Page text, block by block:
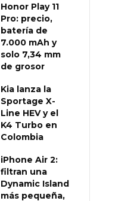
Honor Play 11
Pro: precio,
batería de
7.000 mAh y
solo 7,34 mm
de grosor
Kia lanza la
Sportage X-
Line HEV y el
K4 Turbo en
Colombia
iPhone Air 2:
filtran una
Dynamic Island
más pequeña,